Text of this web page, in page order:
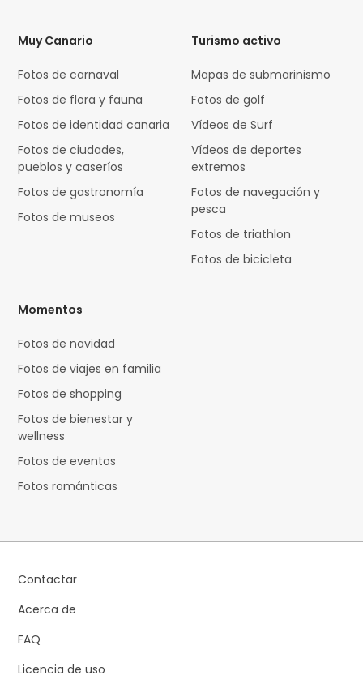
Muy Canario
Fotos de carnaval
Fotos de flora y fauna
Fotos de identidad canaria
Fotos de ciudades,
pueblos y caseríos
Fotos de gastronomía
Fotos de museos
Turismo activo
Mapas de submarinismo
Fotos de golf
Vídeos de Surf
Vídeos de deportes
extremos
Fotos de navegación y
pesca
Fotos de triathlon
Fotos de bicicleta
Momentos
Fotos de navidad
Fotos de viajes en familia
Fotos de shopping
Fotos de bienestar y
wellness
Fotos de eventos
Fotos románticas
Contactar
Acerca de
FAQ
Licencia de uso